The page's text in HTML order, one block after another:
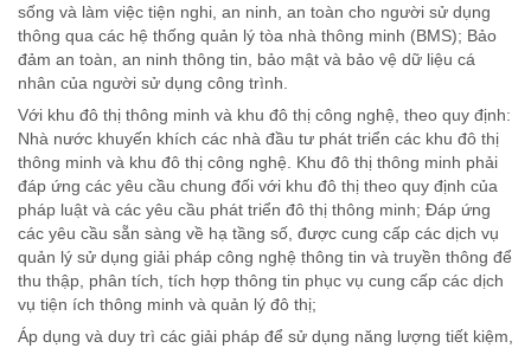
sống và làm việc tiện nghi, an ninh, an toàn cho người sử dụng
thông qua các hệ thống quản lý tòa nhà thông minh (BMS); Bảo
đảm an toàn, an ninh thông tin, bảo mật và bảo vệ dữ liệu cá
nhân của người sử dụng công trình.
Với khu đô thị thông minh và khu đô thị công nghệ, theo quy định:
Nhà nước khuyến khích các nhà đầu tư phát triển các khu đô thị
thông minh và khu đô thị công nghệ. Khu đô thị thông minh phải
đáp ứng các yêu cầu chung đối với khu đô thị theo quy định của
pháp luật và các yêu cầu phát triển đô thị thông minh; Đáp ứng
các yêu cầu sẵn sàng về hạ tầng số, được cung cấp các dịch vụ
quản lý sử dụng giải pháp công nghệ thông tin và truyền thông để
thu thập, phân tích, tích hợp thông tin phục vụ cung cấp các dịch
vụ tiện ích thông minh và quản lý đô thị;
Áp dụng và duy trì các giải pháp để sử dụng năng lượng tiết kiệm,